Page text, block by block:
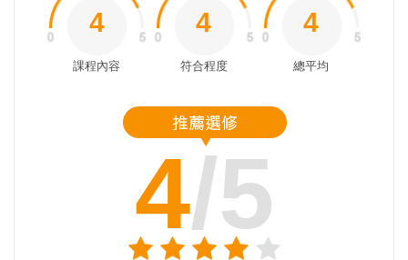
4
課程內容
4
符合程度
4
總平均
4/5